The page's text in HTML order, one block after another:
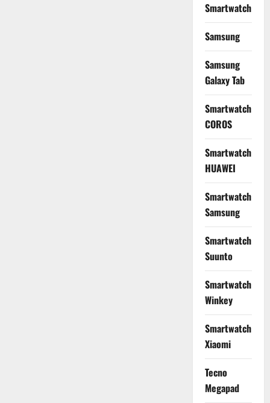
Smartwatch
Samsung
Samsung
Galaxy Tab
Smartwatch
COROS
Smartwatch
HUAWEI
Smartwatch
Samsung
Smartwatch
Suunto
Smartwatch
Winkey
Smartwatch
Xiaomi
Tecno
Megapad